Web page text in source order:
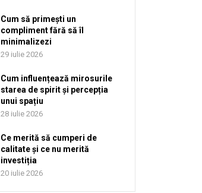
Cum să primești un
compliment fără să îl
minimalizezi
29 iulie 2026
Cum influențează mirosurile
starea de spirit și percepția
unui spațiu
28 iulie 2026
Ce merită să cumperi de
calitate și ce nu merită
investiția
20 iulie 2026